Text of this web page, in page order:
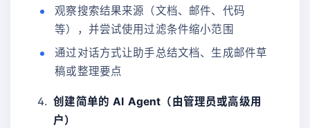
观察搜索结果来源（文档、邮件、代码
等），并尝试使用过滤条件缩小范围
通过对话方式让助手总结文档、生成邮件草
稿或整理要点
创建简单的 AI Agent（由管理员或高级用
户）